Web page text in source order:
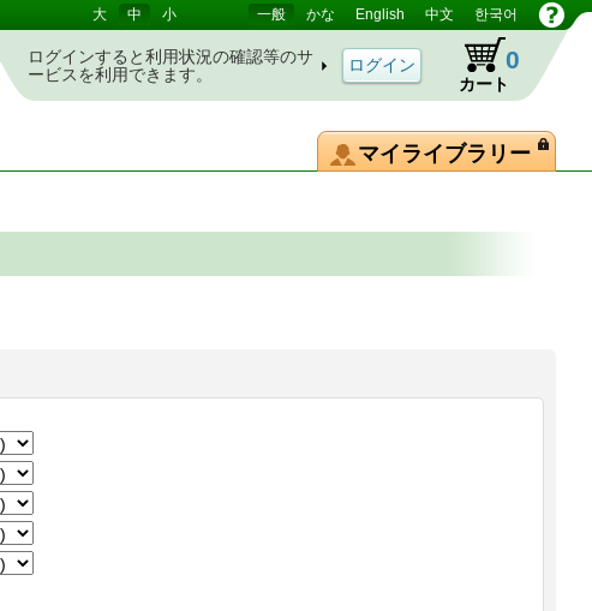
大 中 小 一般 かな English 中文 한국어
ログインすると利用状況の確認等のサ
ービスを利用できます。
カート
0
マイライブラリー